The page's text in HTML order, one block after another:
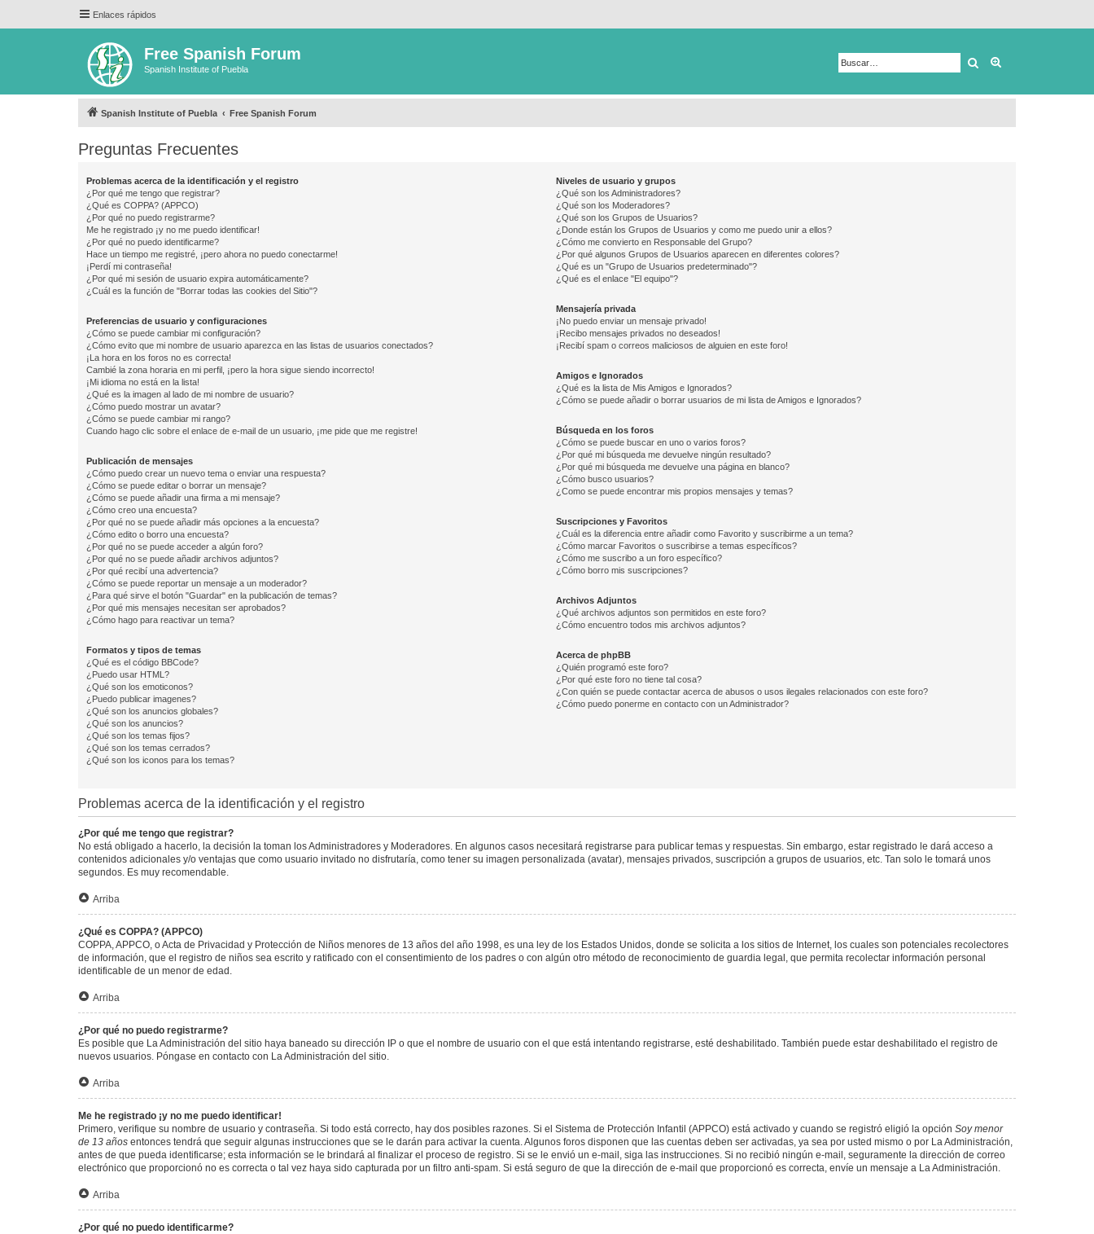
Enlaces rápidos
Free Spanish Forum
Spanish Institute of Puebla Buscar
Spanish Institute of Puebla Free Spanish Forum
Preguntas Frecuentes
Problemas acerca de la identificación y el registro
¿Por qué me tengo que registrar?
¿Qué es COPPA? (APPCO)
¿Por qué no puedo registrarme?
Me he registrado ¡y no me puedo identificar!
¿Por qué no puedo identificarme?
Hace un tiempo me registré, ¡pero ahora no puedo conectarme!
¡Perdí mi contraseña!
¿Por qué mi sesión de usuario expira automáticamente?
¿Cuál es la función de "Borrar todas las cookies del Sitio"?
Preferencias de usuario y configuraciones
¿Cómo se puede cambiar mi configuración?
¿Cómo evito que mi nombre de usuario aparezca en las listas de usuarios conectados?
¡La hora en los foros no es correcta!
Cambié la zona horaria en mi perfil, ¡pero la hora sigue siendo incorrecto!
¡Mi idioma no está en la lista!
¿Qué es la imagen al lado de mi nombre de usuario?
¿Cómo puedo mostrar un avatar?
¿Cómo se puede cambiar mi rango?
Cuando hago clic sobre el enlace de e-mail de un usuario, ¡me pide que me registre!
Publicación de mensajes
¿Cómo puedo crear un nuevo tema o enviar una respuesta?
¿Cómo se puede editar o borrar un mensaje?
¿Cómo se puede añadir una firma a mi mensaje?
¿Cómo creo una encuesta?
¿Por qué no se puede añadir más opciones a la encuesta?
¿Cómo edito o borro una encuesta?
¿Por qué no se puede acceder a algún foro?
¿Por qué no se puede añadir archivos adjuntos?
¿Por qué recibí una advertencia?
¿Cómo se puede reportar un mensaje a un moderador?
¿Para qué sirve el botón "Guardar" en la publicación de temas?
¿Por qué mis mensajes necesitan ser aprobados?
¿Cómo hago para reactivar un tema?
Formatos y tipos de temas
¿Qué es el código BBCode?
¿Puedo usar HTML?
¿Qué son los emoticonos?
¿Puedo publicar imagenes?
¿Qué son los anuncios globales?
¿Qué son los anuncios?
¿Qué son los temas fijos?
¿Qué son los temas cerrados?
¿Qué son los iconos para los temas?
Niveles de usuario y grupos
¿Qué son los Administradores?
¿Qué son los Moderadores?
¿Qué son los Grupos de Usuarios?
¿Donde están los Grupos de Usuarios y como me puedo unir a ellos?
¿Cómo me convierto en Responsable del Grupo?
¿Por qué algunos Grupos de Usuarios aparecen en diferentes colores?
¿Qué es un "Grupo de Usuarios predeterminado"?
¿Qué es el enlace "El equipo"?
Mensajería privada
¡No puedo enviar un mensaje privado!
¡Recibo mensajes privados no deseados!
¡Recibí spam o correos maliciosos de alguien en este foro!
Amigos e Ignorados
¿Qué es la lista de Mis Amigos e Ignorados?
¿Cómo se puede añadir o borrar usuarios de mi lista de Amigos e Ignorados?
Búsqueda en los foros
¿Cómo se puede buscar en uno o varios foros?
¿Por qué mi búsqueda me devuelve ningún resultado?
¿Por qué mi búsqueda me devuelve una página en blanco?
¿Cómo busco usuarios?
¿Como se puede encontrar mis propios mensajes y temas?
Suscripciones y Favoritos
¿Cuál es la diferencia entre añadir como Favorito y suscribirme a un tema?
¿Cómo marcar Favoritos o suscribirse a temas específicos?
¿Cómo me suscribo a un foro específico?
¿Cómo borro mis suscripciones?
Archivos Adjuntos
¿Qué archivos adjuntos son permitidos en este foro?
¿Cómo encuentro todos mis archivos adjuntos?
Acerca de phpBB
¿Quién programó este foro?
¿Por qué este foro no tiene tal cosa?
¿Con quién se puede contactar acerca de abusos o usos ilegales relacionados con este foro?
¿Cómo puedo ponerme en contacto con un Administrador?
Problemas acerca de la identificación y el registro
¿Por qué me tengo que registrar?
No está obligado a hacerlo, la decisión la toman los Administradores y Moderadores. En algunos casos necesitará registrarse para publicar temas y respuestas. Sin embargo, estar registrado le dará acceso a
contenidos adicionales y/o ventajas que como usuario invitado no disfrutaría, como tener su imagen personalizada (avatar), mensajes privados, suscripción a grupos de usuarios, etc. Tan solo le tomará unos
segundos. Es muy recomendable.
Arriba
¿Qué es COPPA? (APPCO)
COPPA, APPCO, o Acta de Privacidad y Protección de Niños menores de 13 años del año 1998, es una ley de los Estados Unidos, donde se solicita a los sitios de Internet, los cuales son potenciales recolectores
de información, que el registro de niños sea escrito y ratificado con el consentimiento de los padres o con algún otro método de reconocimiento de guardia legal, que permita recolectar información personal
identificable de un menor de edad.
Arriba
¿Por qué no puedo registrarme?
Es posible que La Administración del sitio haya baneado su dirección IP o que el nombre de usuario con el que está intentando registrarse, esté deshabilitado. También puede estar deshabilitado el registro de
nuevos usuarios. Póngase en contacto con La Administración del sitio.
Arriba
Me he registrado ¡y no me puedo identificar!
Primero, verifique su nombre de usuario y contraseña. Si todo está correcto, hay dos posibles razones. Si el Sistema de Protección Infantil (APPCO) está activado y cuando se registró eligió la opción Soy menor
de 13 años entonces tendrá que seguir algunas instrucciones que se le darán para activar la cuenta. Algunos foros disponen que las cuentas deben ser activadas, ya sea por usted mismo o por La Administración,
antes de que pueda identificarse; esta información se le brindará al finalizar el proceso de registro. Si se le envió un e-mail, siga las instrucciones. Si no recibió ningún e-mail, seguramente la dirección de correo
electrónico que proporcionó no es correcta o tal vez haya sido capturada por un filtro anti-spam. Si está seguro de que la dirección de e-mail que proporcionó es correcta, envíe un mensaje a La Administración.
Arriba
¿Por qué no puedo identificarme?